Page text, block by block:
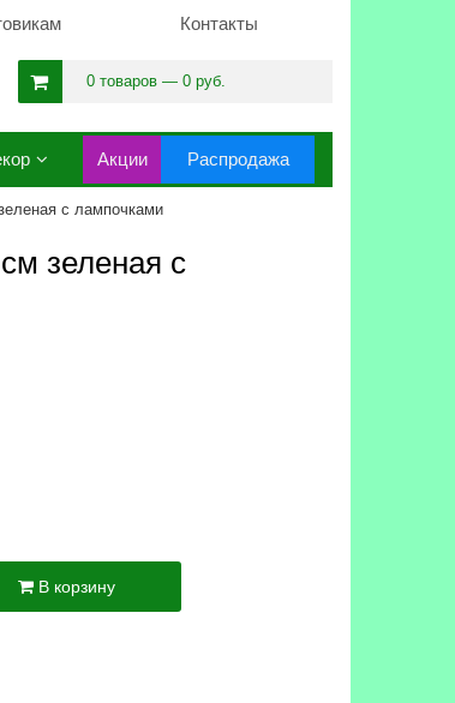
Контакты
0 товаров — 0 руб.
Акции Распродажа
с лампочками
зеленая с
В корзину